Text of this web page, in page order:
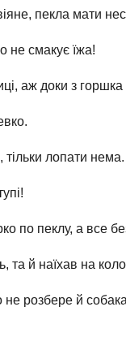
пекла мати
не смакує їжа!
аж доки з горшка
лопати нема.
по пеклу, а все
та й наїхав на
розбере й